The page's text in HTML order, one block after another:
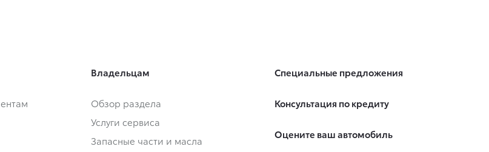
Владельцам
Обзор раздела
Услуги сервиса
Запасные части и масла
Специальные предложения
Консультация по кредиту
Оцените ваш автомобиль